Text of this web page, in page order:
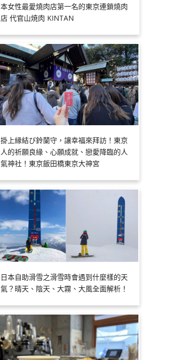
本女性最愛燒肉店第一名的東京連鎖燒肉
店 代官山焼肉 KINTAN
掛上縁結び鈴蘭守，讓幸福來拜訪！東京
人的祈願良緣、心願成就、戀愛降臨的人
氣神社！東京飯田橋東京大神宮
日本自助滑雪之滑雪時會遇到什麼樣的天
氣？晴天、陰天、大霧、大風全面解析！